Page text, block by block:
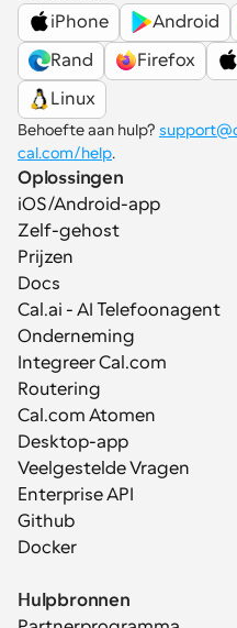
iPhone
Android
Rand
Firefox
Linux
Behoefte aan hulp?
cal.com/help.
Oplossingen
iOS/Android-app
Zelf-gehost
Prijzen
Docs
Cal.ai - AI Telefoonagent
Onderneming
Integreer Cal.com
Routering
Cal.com Atomen
Desktop-app
Veelgestelde Vragen
Enterprise API
Github
Docker
Hulpbronnen